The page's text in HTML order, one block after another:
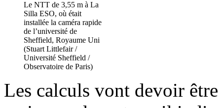
Le NTT de 3,55 m à La
Silla ESO, où était
installée la caméra rapide
de l’université de
Sheffield, Royaume Uni
(Stuart Littlefair /
Université Sheffield /
Observatoire de Paris)
Les calculs vont devoir